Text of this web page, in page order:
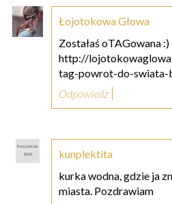
Łojotokowa Głowa
Zostałaś oTAGowana :)
http://
tag-powrot-do-swiata-
Odpowiedz
kunplektita
kurka wodna, gdzie ja
miasta. Pozdrawiam